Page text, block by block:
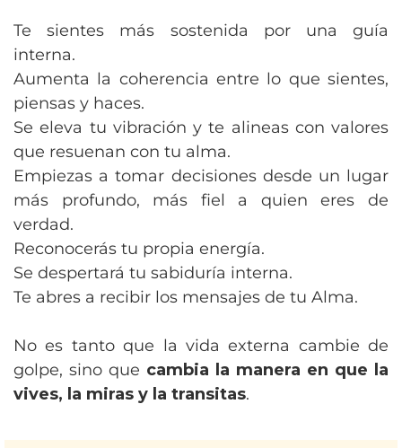
Te sientes más sostenida por una guía
interna.
Aumenta la coherencia entre lo que sientes,
piensas y haces.
Se eleva tu vibración y te alineas con valores
que resuenan con tu alma.
Empiezas a tomar decisiones desde un lugar
más profundo, más fiel a quien eres de
verdad.
Reconocerás tu propia energía.
Se despertará tu sabiduría interna.
Te abres a recibir los mensajes de tu Alma.
No es tanto que la vida externa cambie de
golpe, sino que cambia la manera en que la
vives, la miras y la transitas.